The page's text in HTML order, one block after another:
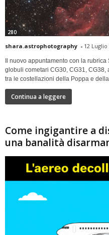
280
shara.astrophotography - 12 Luglio
Il nuovo appuntamento con la
globuli cometari CG30, CG31,
tra le costellazioni della Poppa e
Continua a leggere
Come ingigantire a
una banalità